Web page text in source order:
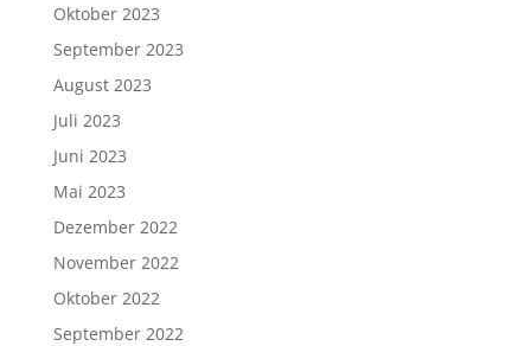
Oktober 2023
September 2023
August 2023
Juli 2023
Juni 2023
Mai 2023
Dezember 2022
November 2022
Oktober 2022
September 2022